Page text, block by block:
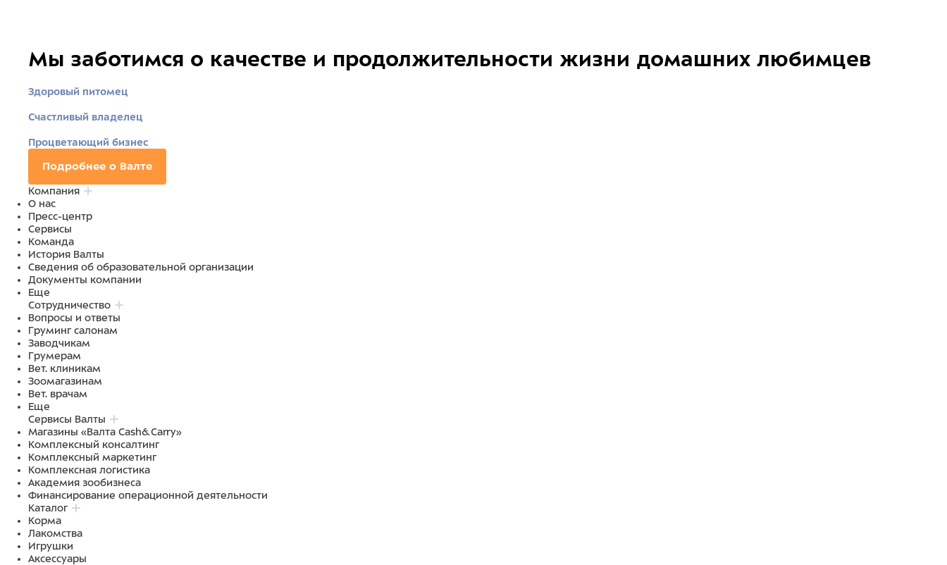
Мы заботимся о качестве и продолжительности жизни домашних любимцев
Здоровый питомец
Счастливый владелец
Процветающий бизнес
Подробнее о Валте
Компания
О нас
Пресс-центр
Сервисы
Команда
История Валты
Сведения об образовательной организации
Документы компании
Еще
Сотрудничество
Вопросы и ответы
Груминг салонам
Заводчикам
Грумерам
Вет. клиникам
Зоомагазинам
Вет. врачам
Еще
Сервисы Валты
Магазины «Валта Cash&Carry»
Комплексный консалтинг
Комплексный маркетинг
Комплексная логистика
Академия зообизнеса
Финансирование операционной деятельности
Каталог
Корма
Лакомства
Игрушки
Аксессуары